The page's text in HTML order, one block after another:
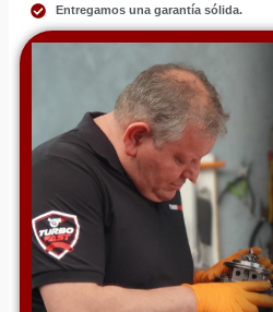
Entregamos una garantía sólida.